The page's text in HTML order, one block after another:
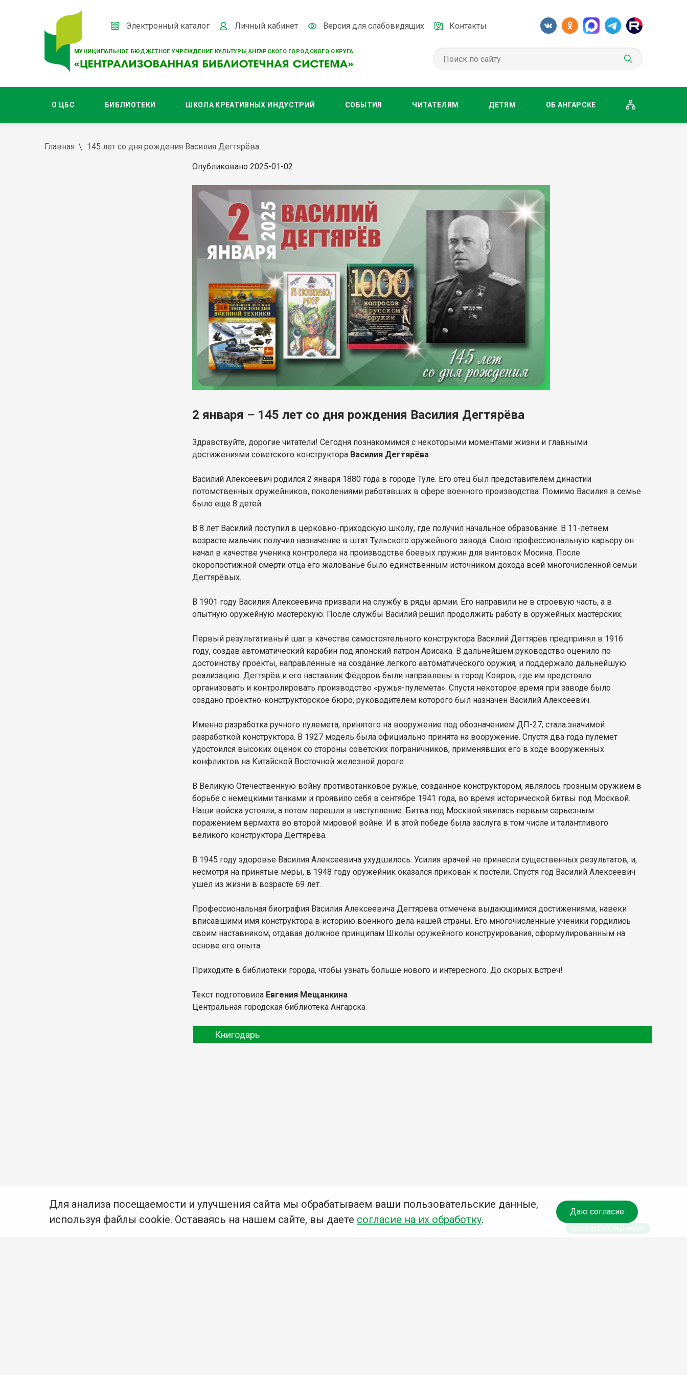
МУНИЦИПАЛЬНОЕ БЮДЖЕТНОЕ УЧРЕЖДЕНИЕ КУЛЬТУРЫ АНГАРСКОГО ГОРОДСКОГО ОКРУГА
Электронный каталог Личный кабинет Версия для слабовидящих Контакты
О ЦБС БИБЛИОТЕКИ ШКОЛА КРЕАТИВНЫХ ИНДУСТРИЙ СОБЫТИЯ ЧИТАТЕЛЯМ ДЕТЯМ ОБ АНГАРСКЕ
Главная 145 лет со дня рождения Василия Дегтярёва
Опубликовано 2025-01-02
2 января – 145 лет со дня рождения Василия Дегтярёва
Здравствуйте, дорогие читатели! Сегодня познакомимся с некоторыми моментами жизни и главными
достижениями советского конструктора Василия Дегтярёва.
Василий Алексеевич родился 2 января 1880 года в городе Туле. Его отец был представителем династии
потомственных оружейников, поколениями работавших в сфере военного производства. Помимо Василия в семье
было еще 8 детей.
В 8 лет Василий поступил в церковно-приходскую школу, где получил начальное образование. В 11-летнем
возрасте мальчик получил назначение в штат Тульского оружейного завода. Свою профессиональную карьеру он
начал в качестве ученика контролера на производстве боевых пружин для винтовок Мосина. После
скоропостижной смерти отца его жалованье было единственным источником дохода всей многочисленной семьи
Дегтярёвых.
В 1901 году Василия Алексеевича призвали на службу в ряды армии. Его направили не в строевую часть, а в
опытную оружейную мастерскую. После службы Василий решил продолжить работу в оружейных мастерских.
Первый результативный шаг в качестве самостоятельного конструктора Василий Дегтярёв предпринял в 1916
году, создав автоматический карабин под японский патрон Арисака. В дальнейшем руководство оценило по
достоинству проекты, направленные на создание легкого автоматического оружия, и поддержало дальнейшую
реализацию. Дегтярёв и его наставник Фёдоров были направлены в город Ковров, где им предстояло
организовать и контролировать производство «ружья-пулемета». Спустя некоторое время при заводе было
создано проектно-конструкторское бюро, руководителем которого был назначен Василий Алексеевич.
Именно разработка ручного пулемета, принятого на вооружение под обозначением ДП-27, стала значимой
разработкой конструктора. В 1927 модель была официально принята на вооружение. Спустя два года пулемет
удостоился высоких оценок со стороны советских пограничников, применявших его в ходе вооруженных
конфликтов на Китайской Восточной железной дороге.
В Великую Отечественную войну противотанковое ружье, созданное конструктором, являлось грозным оружием в
борьбе с немецкими танками и проявило себя в сентябре 1941 года, во время исторической битвы под Москвой.
Наши войска устояли, а потом перешли в наступление. Битва под Москвой явилась первым серьезным
поражением вермахта во второй мировой войне. И в этой победе была заслуга в том числе и талантливого
великого конструктора Дегтярёва.
В 1945 году здоровье Василия Алексеевича ухудшилось. Усилия врачей не принесли существенных результатов, и,
несмотря на принятые меры, в 1948 году оружейник оказался прикован к постели. Спустя год Василий Алексеевич
ушел из жизни в возрасте 69 лет.
Профессиональная биография Василия Алексеевича Дегтярёва отмечена выдающимися достижениями, навеки
вписавшими имя конструктора в историю военного дела нашей страны. Его многочисленные ученики гордились
своим наставником, отдавая должное принципам Школы оружейного конструирования, сформулированным на
основе его опыта.
Приходите в библиотеки города, чтобы узнать больше нового и интересного. До скорых встреч!
Текст подготовила Евгения Мещанкина
Центральная городская библиотека Ангарска
Книгодарь
Для анализа посещаемости и улучшения сайта мы обрабатываем ваши пользовательские данные,
используя файлы cookie. Оставаясь на нашем сайте, вы даете согласие на их обработку.
Даю согласие
Спроси библиотекаря